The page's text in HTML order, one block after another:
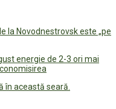
la Novodnestrovsk este „pe
energie de 2-3 ori mai
în această seară.